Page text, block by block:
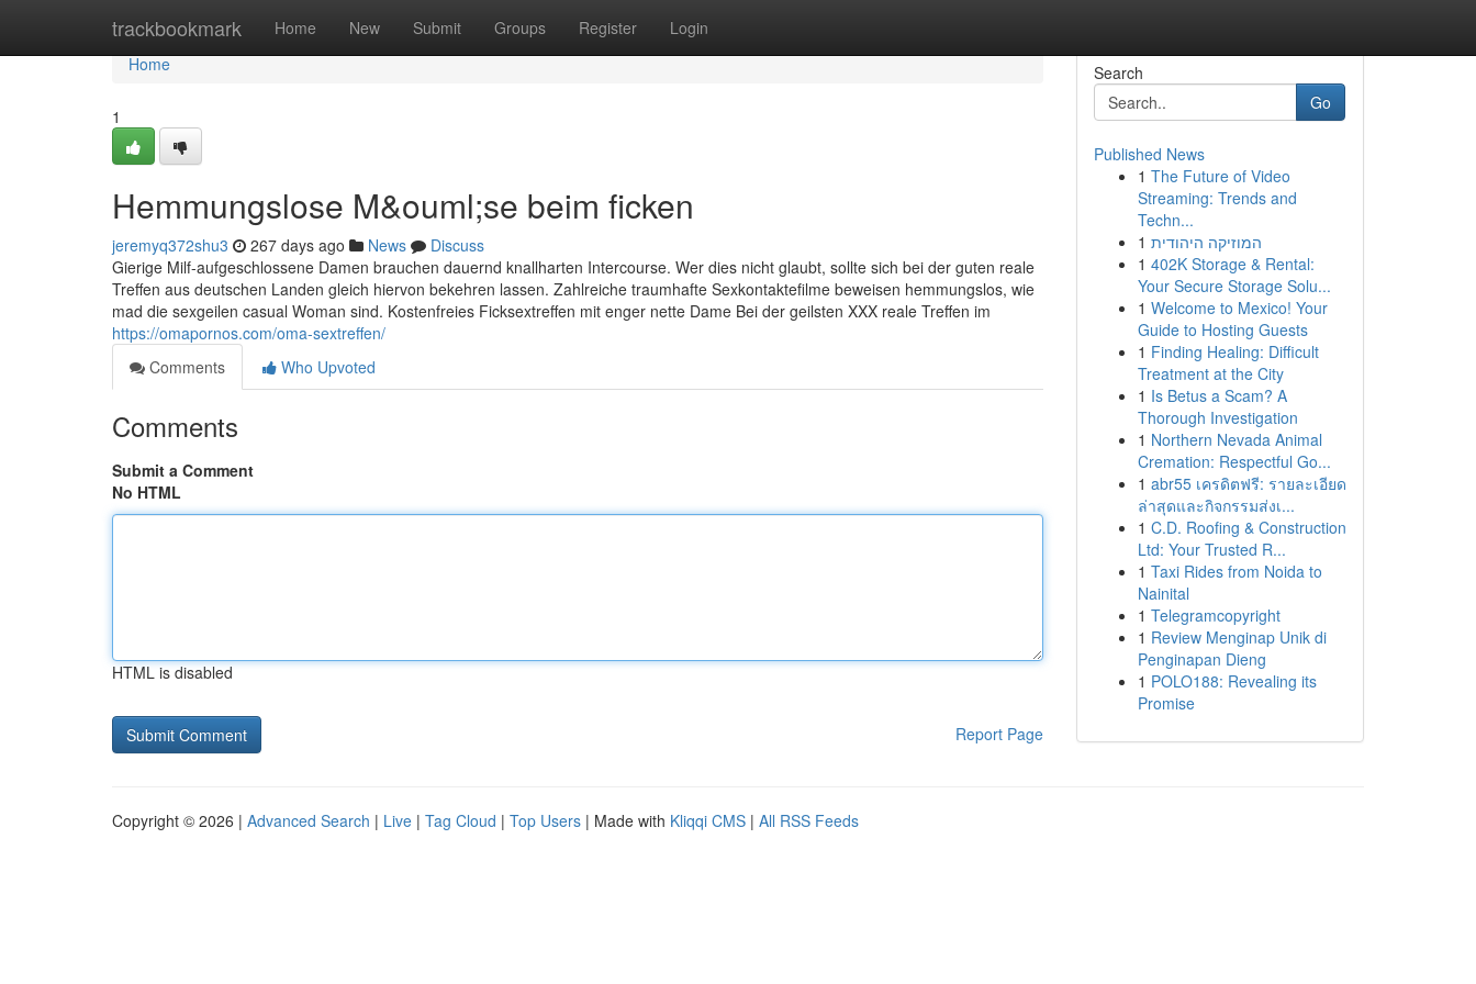
trackbookmark Home New Submit Groups Register Login
Home
Home
1
Hemmungslose M&ouml;se beim ficken
jeremyq372shu3 267 days ago News
Discuss
Gierige Milf-aufgeschlossene Damen brauchen dauernd knallharten Intercourse. Wer dies nicht glaubt, sollte sich bei der guten reale
Treffen aus deutschen Landen gleich hiervon bekehren lassen. Zahlreiche traumhafte Sexkontaktefilme beweisen hemmungslos, wie
mad die sexgeilen casual Woman sind. Kostenfreies Ficksextreffen mit enger nette Dame Bei der geilsten XXX reale Treffen im
https://omapornos.com/oma-sextreffen/
Comments
Who Upvoted
Comments
Submit a Comment
No HTML
HTML is disabled
Report Page
Search
Go
Published News
1 The Future of Video
Streaming: Trends and
Techn...
1 המוזיקה היהודית
1 402K Storage & Rental:
Your Secure Storage Solu...
1 Welcome to Mexico! Your
Guide to Hosting Guests
1 Finding Healing: Difficult
Treatment at the City
1 Is Betus a Scam? A
Thorough Investigation
1 Northern Nevada Animal
Cremation: Respectful Go...
1 abr55 เครดิตฟรี: รายละเอียด
ล่าสุดและกิจกรรมส่งเ...
1 C.D. Roofing & Construction
Ltd: Your Trusted R...
1 Taxi Rides from Noida to
Nainital
1 Telegramcopyright
1 Review Menginap Unik di
Penginapan Dieng
1 POLO188: Revealing its
Promise
Copyright © 2026 | Advanced Search | Live | Tag Cloud | Top Users | Made with Kliqqi CMS | All RSS Feeds